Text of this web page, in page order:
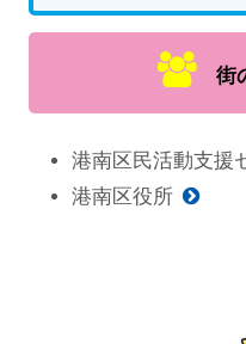
街
港南区民活動支援
港南区役所